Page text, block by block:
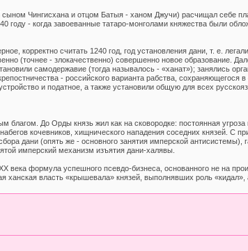
Чингисхана и отцом Батыя - ханом Джучи) расчищал себе
- когда завоеванные татаро-монголами княжества были
корректно считать 1240 год, год установления дани, т. е.
(точнее - злокачественно) совершенно новое образование.
самодержавие (тогда называлось - «ханат»); занялись
- российского варианта рабства, сохраняющегося
и податное, а также установили общую для всех
благом. До Орды князь жил как на сковородке: постоянная
кочевников, хищнического нападения соседних князей. С
дани (опять же - основного занятия имперской
имперский механизм изъятия дани-халявы.
века формула успешного псевдо-бизнеса, основанного не на
ханская власть «крышевала» князей, выполнявших роль